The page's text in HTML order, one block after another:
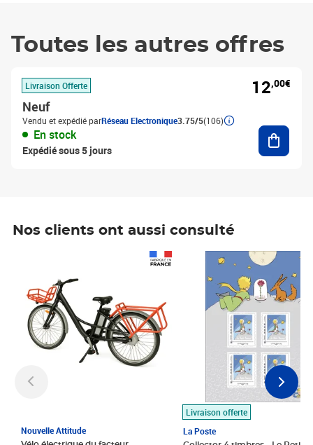
Toutes les autres offres
Livraison Offerte
Neuf
Vendu et expédié parRéseau Electronique3.75/5(106)
En stock
Expédié sous 5 jours
12,00€
Nos clients ont aussi consulté
Nouvelle Attitude
Livraison offerte
La Poste
Prix 7,50€